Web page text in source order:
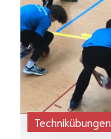
Technikübungen